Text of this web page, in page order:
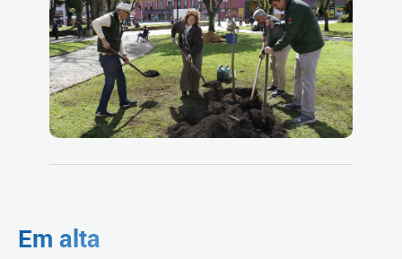
Em alta